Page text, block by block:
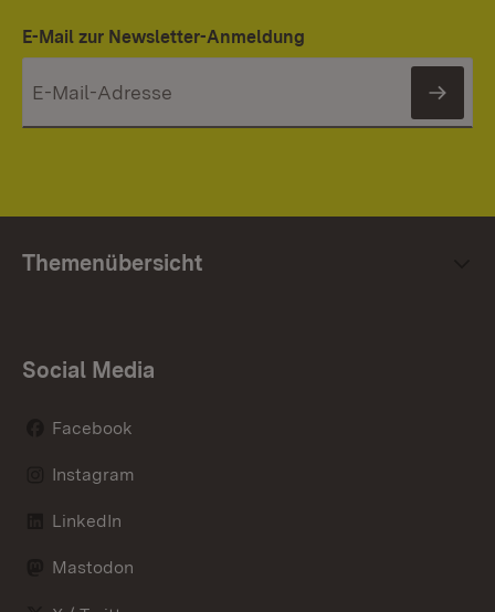
E-Mail zur Newsletter-Anmeldung
Themenübersicht
Social Media
Facebook
Instagram
LinkedIn
Mastodon